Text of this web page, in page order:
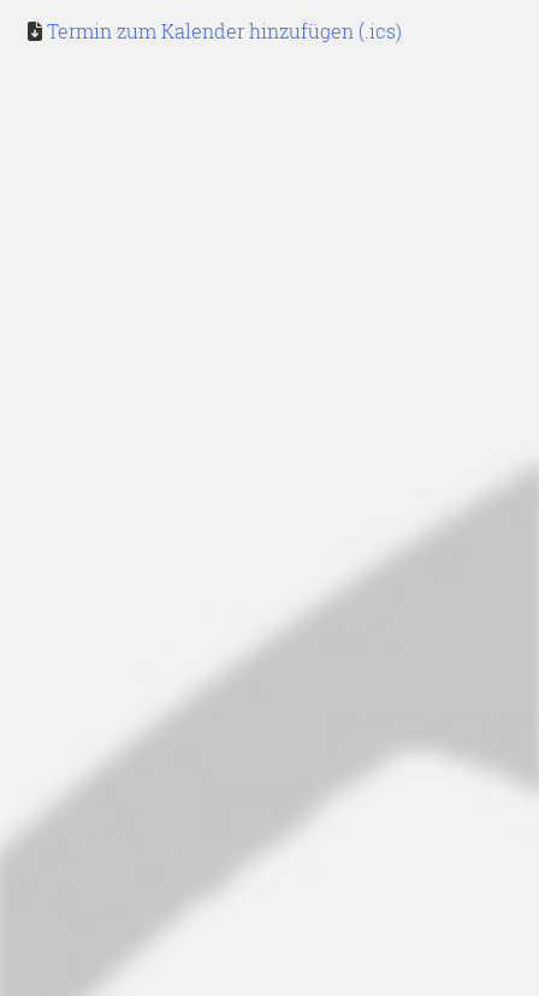
Termin zum Kalender hinzufügen (.ics)